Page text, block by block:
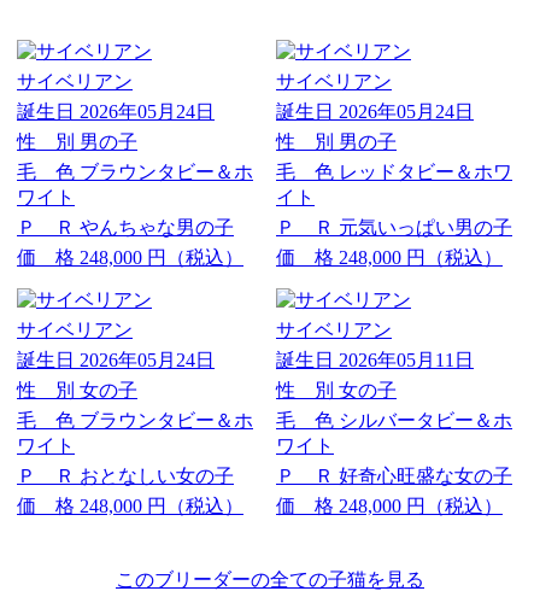
サイベリアン
誕生日 2026年05月24日
性 別 男の子
毛 色 ブラウンタビー＆ホ
ワイト
Ｐ Ｒ やんちゃな男の子
価 格 248,000 円（税込）
サイベリアン
誕生日 2026年05月24日
性 別 男の子
毛 色 レッドタビー＆ホワ
イト
Ｐ Ｒ 元気いっぱい男の子
価 格 248,000 円（税込）
サイベリアン
誕生日 2026年05月24日
性 別 女の子
毛 色 ブラウンタビー＆ホ
ワイト
Ｐ Ｒ おとなしい女の子
価 格 248,000 円（税込）
サイベリアン
誕生日 2026年05月11日
性 別 女の子
毛 色 シルバータビー＆ホ
ワイト
Ｐ Ｒ 好奇心旺盛な女の子
価 格 248,000 円（税込）
このブリーダーの全ての子猫を見る